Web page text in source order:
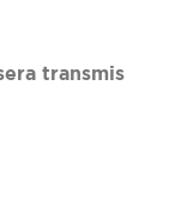
transmis